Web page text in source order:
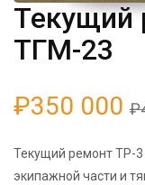
Текущий
ТГМ-23
₽350 000
Текущий ремонт ТР-
экипажной части и